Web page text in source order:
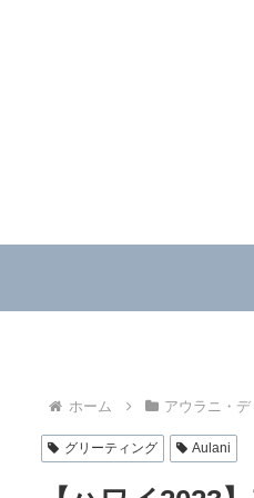
ホーム アウラニ・
グリーティング Aulani